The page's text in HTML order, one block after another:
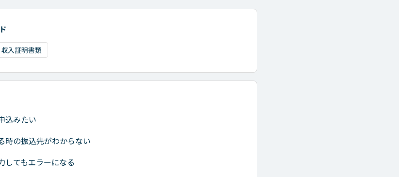
込みたい
時の振込先がわからない
してもエラーになる
収入証明書類